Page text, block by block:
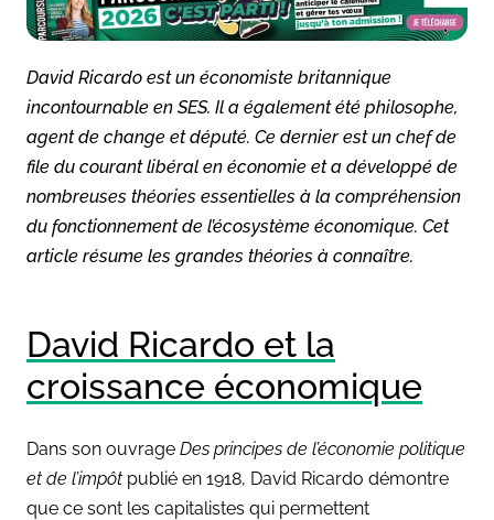
David Ricardo est un économiste britannique
incontournable en SES. Il a également été philosophe,
agent de change et député. Ce dernier est un chef de
file du courant libéral en économie et a développé de
nombreuses théories essentielles à la compréhension
du fonctionnement de l’écosystème économique. Cet
article résume les grandes théories à connaître.
David Ricardo et la
croissance économique
Dans son ouvrage Des principes de l’économie politique
et de l’impôt publié en 1918, David Ricardo démontre
que ce sont les capitalistes qui permettent